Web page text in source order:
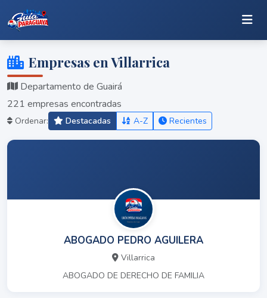
Empresas en Villarrica
Departamento de Guairá
221 empresas encontradas
Ordenar: Destacadas A-Z Recientes
ABOGADO PEDRO AGUILERA
Villarrica
ABOGADO DE DERECHO DE FAMILIA